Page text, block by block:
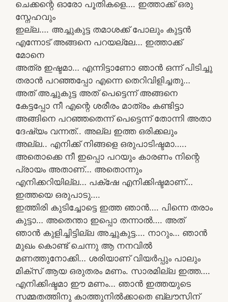
ചെക്കന്റെ ഓരോ പൂതികളെ…. ഇത്താക്ക് ഒരു
സ്നേഹവും
ഇല്ല…. അച്ചുകുട്ട തമാശക്ക് പോലും കുട്ടൻ
എന്നോട് അങ്ങനെ പറയല്ലേ… ഇത്താക്ക്
മോനെ
അത്ര ഇഷ്ടമാ… എന്നിട്ടാണോ ഞാൻ ഒന്ന് പിടിച്ചു
തരാൻ പറഞ്ഞപ്പോ എന്നെ തെറിവിളിച്ചതു…
അത് അച്ചുകുട്ട അത് പെട്ടെന്ന് അങ്ങനെ
കേട്ടപ്പോ നീ എന്റെ ശരീരം മാത്രം കണ്ടിട്ടാ
അങ്ങിനെ പറഞ്ഞതെന്ന് പെട്ടെന്ന് തോന്നി അതാ
ദേഷ്യം വന്നത്.. അല്ല ഇത്ത ഒരിക്കലും
അല്ല.. എനിക്ക് നിങ്ങളെ ഒരുപാടിഷ്ടമാ…..
അതൊക്കെ നീ ഇപ്പൊ പറയും കാരണം നിന്റെ
പ്രായം അതാണ്… അതൊന്നും
എനിക്കറിയില്ല… പക്‌ഷേ എനിക്കിഷ്ടമാണ്…
ഇത്തയെ ഒരുപാടു….
ഇത്തിരി കുടിച്ചോട്ടെ ഇത്ത ഞാൻ…. പിന്നെ തരാം
കുട്ടാ… അതെന്താ ഇപ്പൊ തന്നാൽ…. അത്
ഞാൻ കുളിച്ചിട്ടില്ല അച്ചുകുട്ട…. നാറും… ഞാൻ
മുഖം കൊണ്ട് ചെന്നു ആ നനവിൽ
മണത്തുനോക്കി… ശരിയാണ് വിയർപ്പും പാലും
മിക്സ്‌ ആയ ഒരുതരം മണം. സാരമില്ല ഇത്ത….
എനിക്കിഷ്ടമാ ഈ മണം… ഞാൻ ഇത്തയുടെ
സമ്മതത്തിനു കാത്തുനിൽക്കാതെ ബ്ലൗസിന്